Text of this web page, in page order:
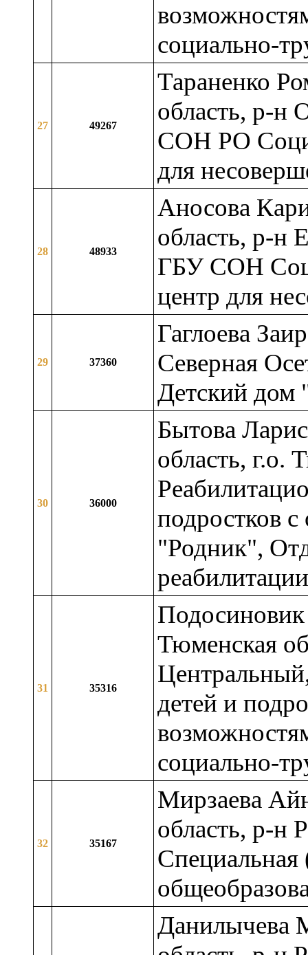
социально-
27 49267
Тараненко
область, р-н
СОН РО
для
28 48933
Аносова
область, р-н
ГБУ СОН
центр для
29 37360
Гаглоева
Северная
Детский
30 36000
Бытова
область,
подростков
"Родник",
реабилитации
31 35316
Подосиновик
Тюменская
детей и
социально-
32 35167
Мирзаева
область, р-н
Специальная
Данилычева